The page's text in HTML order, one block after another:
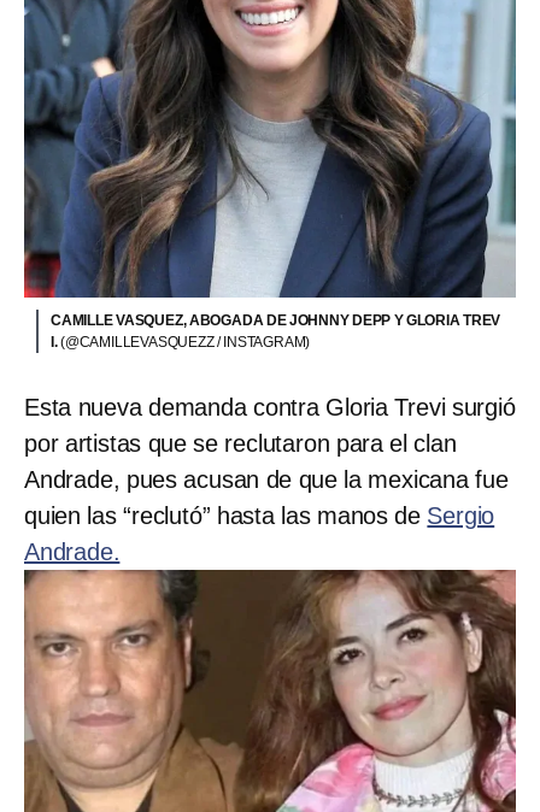
CAMILLE VASQUEZ, ABOGADA DE JOHNNY DEPP Y GLORIA TREV
I.(@CAMILLEVASQUEZZ / INSTAGRAM)
Esta nueva demanda contra Gloria Trevi surgió
por artistas que se reclutaron para el clan
Andrade, pues acusan de que la mexicana fue
quien las “reclutó” hasta las manos de Sergio
Andrade.